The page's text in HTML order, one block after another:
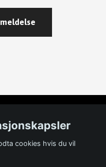
cookies hvis du vil